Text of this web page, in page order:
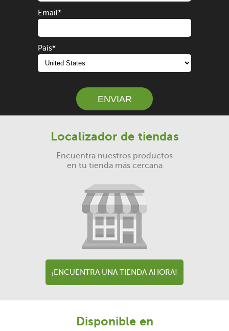
Email*
País*
Localizador de tiendas
Encuentra nuestros productos
en tu tienda más cercana
¡ENCUENTRA UNA TIENDA AHORA!
Disponible en